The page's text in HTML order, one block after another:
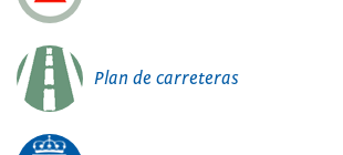
Plan de carreteras